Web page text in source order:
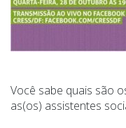
Você sabe quais são
as(os) assistentes